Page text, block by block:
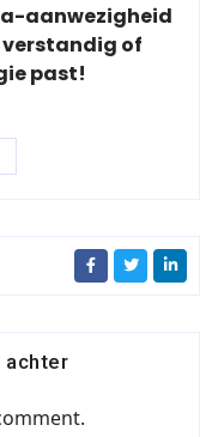
aanwezigheid
verstandig of
past!
achter